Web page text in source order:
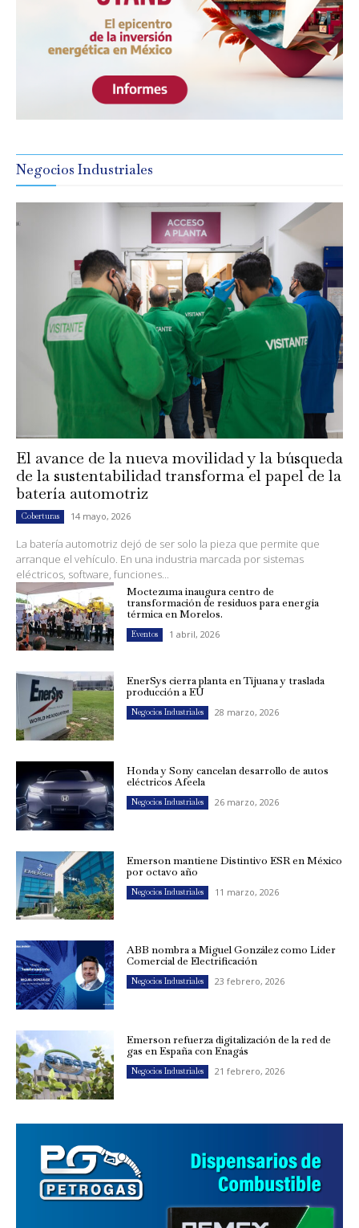
Negocios Industriales
El avance de la nueva movilidad y la búsqueda
de la sustentabilidad transforma el papel de la
batería automotriz
Coberturas 14 mayo, 2026
La batería automotriz dejó de ser solo la pieza que permite que
arranque el vehículo. En una industria marcada por sistemas
eléctricos, software, funciones...
Moctezuma inaugura centro de
transformación de residuos para energía
térmica en Morelos.
Eventos 1 abril, 2026
EnerSys cierra planta en Tijuana y traslada
producción a EU
Negocios Industriales 28 marzo, 2026
Honda y Sony cancelan desarrollo de autos
eléctricos Afeela
Negocios Industriales 26 marzo, 2026
Emerson mantiene Distintivo ESR en México
por octavo año
Negocios Industriales 11 marzo, 2026
ABB nombra a Miguel González como Líder
Comercial de Electrificación
Negocios Industriales 23 febrero, 2026
Emerson refuerza digitalización de la red de
gas en España con Enagás
Negocios Industriales 21 febrero, 2026